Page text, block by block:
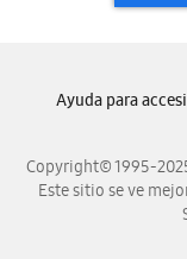
Copyright© 1995-
Este sitio se ve
Ayuda para